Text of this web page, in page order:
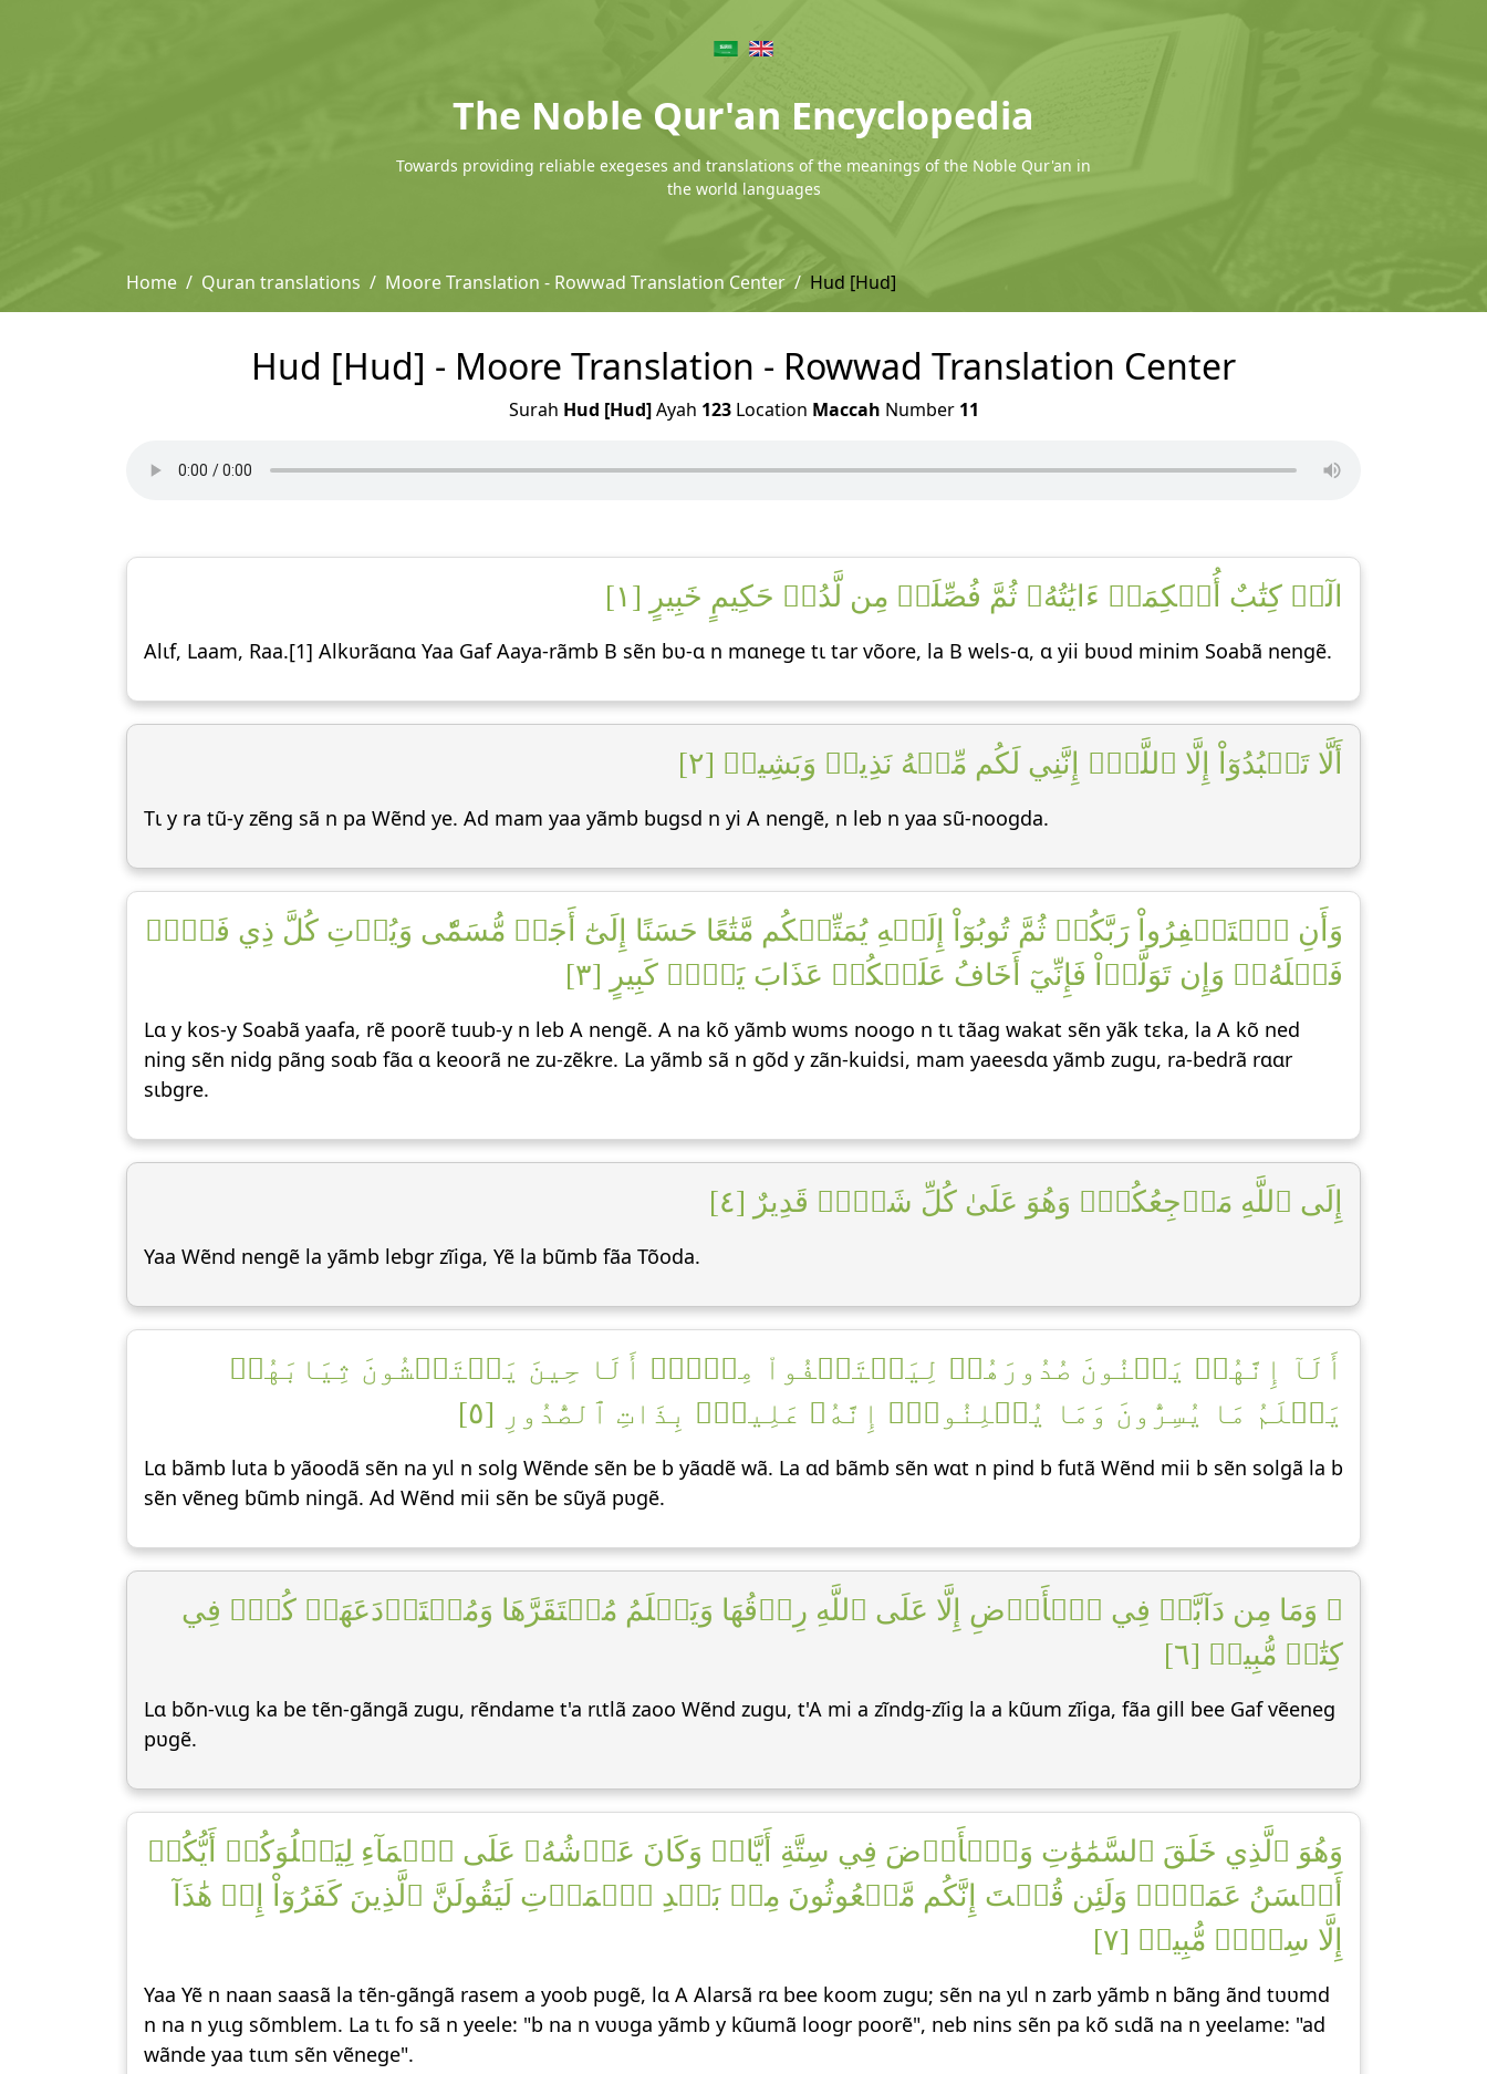
The Noble Qur'an Encyclopedia
Towards providing reliable exegeses and translations of the meanings of the Noble Qur'an in
the world languages
Home Quran translations Moore Translation - Rowwad Translation Center Hud [Hud]
Hud [Hud] - Moore Translation - Rowwad Translation Center
Surah Hud [Hud]Ayah 123Location Maccah Number 11
الٓرۚ كِتَٰبٌ أُحۡكِمَتۡ ءَايَٰتُهُۥ ثُمَّ فُصِّلَتۡ مِن لَّدُنۡ حَكِيمٍ خَبِيرٍ [١]
Alɩf, Laam, Raa.[1] Alkʋrãɑnɑ Yaa Gaf Aaya-rãmb B sẽn bʋ-ɑ n mɑnege tɩ tar võore, la B wels-ɑ, ɑ yii bʋʋd minim Soabã nengẽ.
أَلَّا تَعۡبُدُوٓاْ إِلَّا ٱللَّهَۚ إِنَّنِي لَكُم مِّنۡهُ نَذِيرٞ وَبَشِيرٞ [٢]
Tɩ y ra tũ-y zẽng sã n pa Wẽnd ye. Ad mam yaa yãmb bugsd n yi A nengẽ, n leb n yaa sũ-noogda.
وَأَنِ ٱسۡتَغۡفِرُواْ رَبَّكُمۡ ثُمَّ تُوبُوٓاْ إِلَيۡهِ يُمَتِّعۡكُم مَّتَٰعًا حَسَنًا إِلَىٰٓ أَجَلٖ مُّسَمّٗى وَيُؤۡتِ كُلَّ ذِي فَضۡلٖ
فَضۡلَهُۥۖ وَإِن تَوَلَّوۡاْ فَإِنِّيٓ أَخَافُ عَلَيۡكُمۡ عَذَابَ يَوۡمٖ كَبِيرٍ [٣]
Lɑ y kos-y Soabã yaafa, rẽ poorẽ tuub-y n leb A nengẽ. A na kõ yãmb wʋms noogo n tɩ tãag wakat sẽn yãk tεka, la A kõ ned
ning sẽn nidg pãng soɑb fãɑ ɑ keoorã ne zu-zẽkre. La yãmb sã n gõd y zãn-kuidsi, mam yaeesdɑ yãmb zugu, ra-bedrã rɑɑr
sɩbgre.
إِلَى ٱللَّهِ مَرۡجِعُكُمۡۖ وَهُوَ عَلَىٰ كُلِّ شَيۡءٖ قَدِيرٌ [٤]
Yaa Wẽnd nengẽ la yãmb lebgr zĩiga, Yẽ la bũmb fãa Tõoda.
أَلَآ إِنَّهُمۡ يَثۡنُونَ صُدُورَهُمۡ لِيَسۡتَخۡفُواْ مِنۡهُۚ أَلَا حِينَ يَسۡتَغۡشُونَ ثِيَابَهُمۡ
يَعۡلَمُ مَا يُسِرُّونَ وَمَا يُعۡلِنُونَۚ إِنَّهُۥ عَلِيمُۢ بِذَاتِ ٱلصُّدُورِ [٥]
Lɑ bãmb luta b yãoodã sẽn na yɩl n solg Wẽnde sẽn be b yãɑdẽ wã. La ɑd bãmb sẽn wɑt n pind b futã Wẽnd mii b sẽn solgã la b
sẽn vẽneg bũmb ningã. Ad Wẽnd mii sẽn be sũyã pʋgẽ.
۞ وَمَا مِن دَآبَّةٖ فِي ٱلۡأَرۡضِ إِلَّا عَلَى ٱللَّهِ رِزۡقُهَا وَيَعۡلَمُ مُسۡتَقَرَّهَا وَمُسۡتَوۡدَعَهَاۚ كُلّٞ فِي
كِتَٰبٖ مُّبِينٖ [٦]
Lɑ bõn-vɩɩg ka be tẽn-gãngã zugu, rẽndame t'a rɩtlã zaoo Wẽnd zugu, t'A mi a zĩndg-zĩig la a kũum zĩiga, fãa gill bee Gaf vẽeneg
pʋgẽ.
وَهُوَ ٱلَّذِي خَلَقَ ٱلسَّمَٰوَٰتِ وَٱلۡأَرۡضَ فِي سِتَّةِ أَيَّامٖ وَكَانَ عَرۡشُهُۥ عَلَى ٱلۡمَآءِ لِيَبۡلُوَكُمۡ أَيُّكُمۡ
أَحۡسَنُ عَمَلٗاۗ وَلَئِن قُلۡتَ إِنَّكُم مَّبۡعُوثُونَ مِنۢ بَعۡدِ ٱلۡمَوۡتِ لَيَقُولَنَّ ٱلَّذِينَ كَفَرُوٓاْ إِنۡ هَٰذَآ
إِلَّا سِحۡرٞ مُّبِينٞ [٧]
Yaa Yẽ n naan saasã la tẽn-gãngã rasem a yoob pʋgẽ, lɑ A Alarsã rɑ bee koom zugu; sẽn na yɩl n zarb yãmb n bãng ãnd tʋʋmd
n na n yɩɩg sõmblem. La tɩ fo sã n yeele: "b na n vʋʋga yãmb y kũumã loogr poorẽ", neb nins sẽn pa kõ sɩdã na n yeelame: "ad
wãnde yaa tɩɩm sẽn vẽnege".